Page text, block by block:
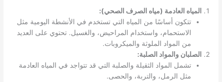
المياه العادمة (مياه الصرف الصحي):
تتكون أساسًا من المياه التي تستخدم في الأنشطة اليومية مثل
الاستحمام، واستخدام المراحيض، والغسيل. تحتوي على العديد
من المواد الملوثة والميكروبات.
الصلبان والمواد الصلبة:
تشمل المواد الثقيلة والصلبة التي قد تتواجد في المياه العادمة
مثل الرمل، والتربة، والحصى.